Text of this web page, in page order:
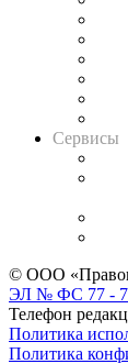
Сервисы
© ООО
ЭЛ № ФС 77 -
Телефон
Политика
Политика